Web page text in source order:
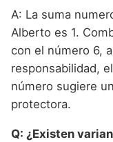
A: La suma
Alberto es 1.
con el número 6,
responsabilidad,
número sugiere
protectora.
Q: ¿Existen